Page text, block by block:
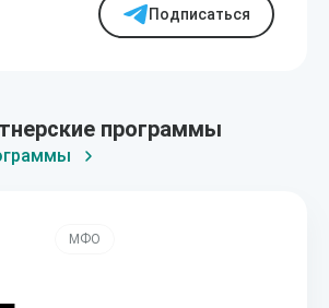
Подписаться
программы
МФО